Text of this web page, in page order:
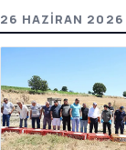
26 HAZIRAN 2026